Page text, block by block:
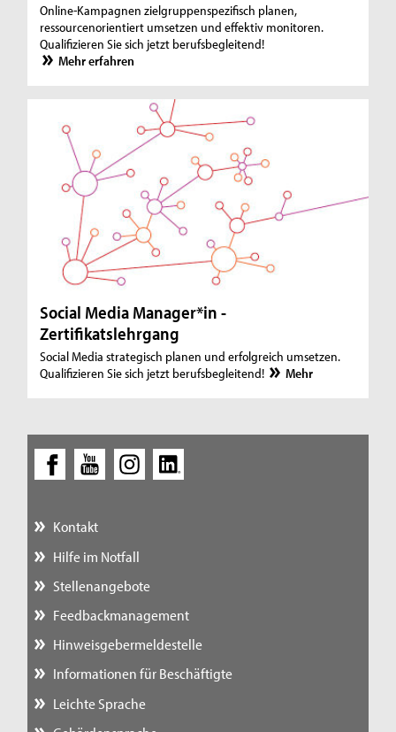
Online-Kampagnen zielgruppenspezifisch planen,
ressourcenorientiert umsetzen und effektiv monitoren.
Qualifizieren Sie sich jetzt berufsbegleitend!
Mehr erfahren
Social Media Manager*in -
Zertifikatslehrgang
Social Media strategisch planen und erfolgreich umsetzen.
Qualifizieren Sie sich jetzt berufsbegleitend!
Mehr
Kontakt
Hilfe im Notfall
Stellenangebote
Feedbackmanagement
Hinweisgebermeldestelle
Informationen für Beschäftigte
Leichte Sprache